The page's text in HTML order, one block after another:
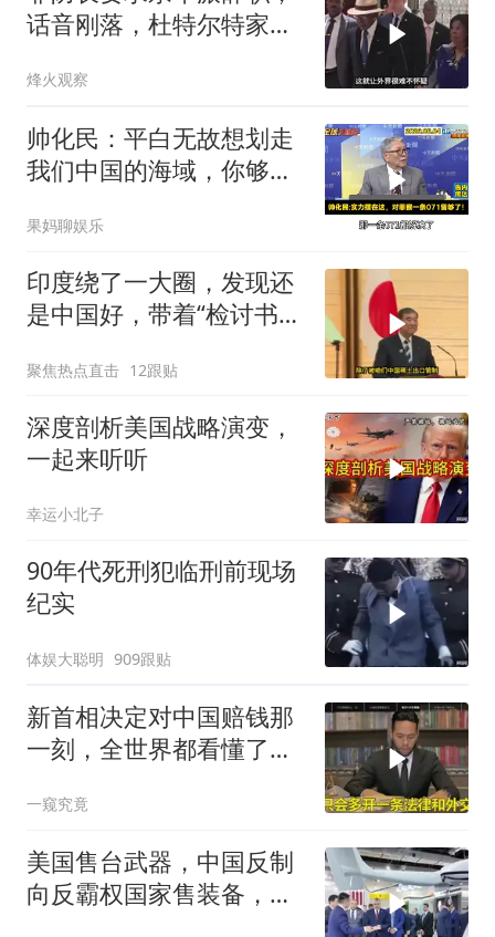
话音刚落，杜特尔特家族
烽火观察
帅化民：平白无故想划走
我们中国的海域，你够格
果妈聊娱乐
印度绕了一大圈，发现还
是中国好，带着“检讨书”
聚焦热点直击 12跟贴
深度剖析美国战略演变，
一起来听听
幸运小北子
90年代死刑犯临刑前现场
纪实
体娱大聪明 909跟贴
新首相决定对中国赔钱那
一刻，全世界都看懂了：
一窥究竟
美国售台武器，中国反制
向反霸权国家售装备，实